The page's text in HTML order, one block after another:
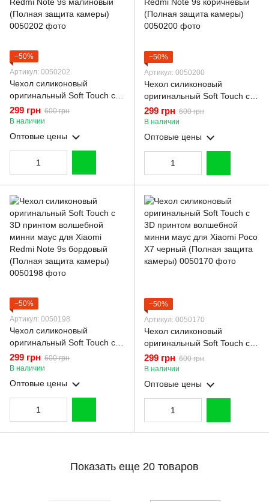
−50%
Артикул: 0050202
Чехол силиконовый
оригинальный Soft Touch с
3D принтом волшебной
минни маус для Xiaomi
Redmi Note 9s малиновый
(Полная защита камеры)
299 грн 600 грн
В наличии
Оптовые цены
−50%
Артикул: 0050200
Чехол силиконовый
оригинальный Soft Touch с
3D принтом волшебной
минни маус для Xiaomi
Redmi Note 9s коричневый
(Полная защита камеры)
299 грн 600 грн
В наличии
Оптовые цены
−50%
Артикул: 0050198
Чехол силиконовый
оригинальный Soft Touch с
3D принтом волшебной
минни маус для Xiaomi
Redmi Note 9s бордовый
(Полная защита камеры)
299 грн 600 грн
В наличии
Оптовые цены
−50%
Артикул: 0050170
Чехол силиконовый
оригинальный Soft Touch с
3D принтом волшебной
минни маус для Xiaomi Poco
X7 черный (Полная защита
299 грн 600 грн
В наличии
Оптовые цены
Показать еще 20 товаров